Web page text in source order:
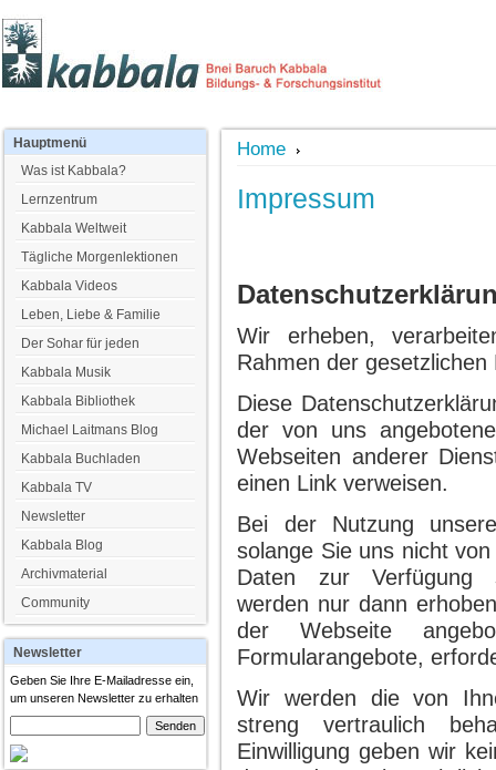
Home
Impressum
Wir erheben,
Rahmen der
Diese
der von uns
Webseiten anderer
einen Link verweisen.
Bei der Nutzung
solange Sie uns nicht
Daten zur Verfügung
werden nur dann
der Webseite
Formularangebote,
Wir werden die von
streng vertraulich
Einwilligung geben wir
Hauptmenü
Was ist Kabbala?
Lernzentrum
Kabbala Weltweit
Tägliche Morgenlektionen
Kabbala Videos
Leben, Liebe & Familie
Der Sohar für jeden
Kabbala Musik
Kabbala Bibliothek
Michael Laitmans Blog
Kabbala Buchladen
Kabbala TV
Newsletter
Kabbala Blog
Archivmaterial
Community
Newsletter
Geben Sie Ihre E-Mailadresse ein,
um unseren Newsletter zu erhalten